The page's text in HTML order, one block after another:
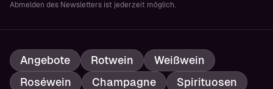
Abmelden des Newsletters ist jederzeit möglich.
Angebote Rotwein
Weißwein
Roséwein
Champagne
Spirituosen